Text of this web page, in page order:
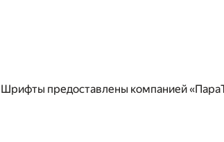
Шрифты предоставлены компанией